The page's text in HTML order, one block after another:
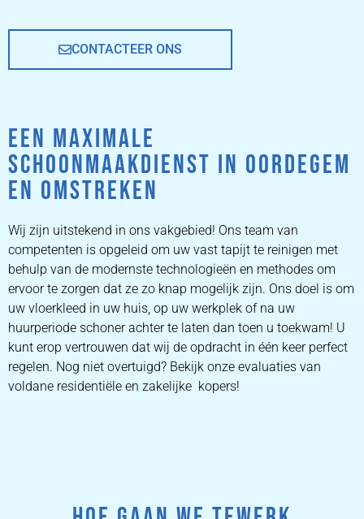
CONTACTEER ONS
EEN MAXIMALE
SCHOONMAAKDIENST IN OORDEGEM
EN OMSTREKEN
Wij zijn uitstekend in ons vakgebied! Ons team van
competenten is opgeleid om uw vast tapijt te reinigen met
behulp van de modernste technologieën en methodes om
ervoor te zorgen dat ze zo knap mogelijk zijn. Ons doel is om
uw vloerkleed in uw huis, op uw werkplek of na uw
huurperiode schoner achter te laten dan toen u toekwam! U
kunt erop vertrouwen dat wij de opdracht in één keer perfect
regelen. Nog niet overtuigd? Bekijk onze evaluaties van
voldane residentiële en zakelijke kopers!